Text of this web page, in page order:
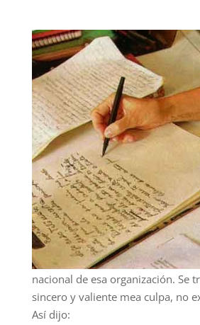
nacional de esa organización. Se
sincero y valiente mea culpa, no
Así dijo: